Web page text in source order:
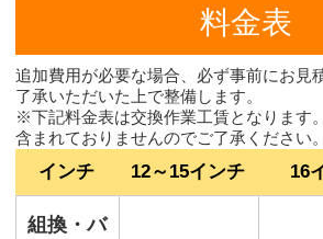
料金表
追加費用が必要な場合、必ず事前にお見
了承いただいた上で整備します。
※下記料金表は交換作業工賃となります
含まれておりませんのでご了承ください。
インチ 12～15インチ 16
組換・バ